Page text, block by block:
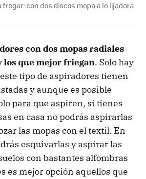
fregar: con dos discos mopa a lo lijadora
con dos mopas radiales
los que mejor friegan. Solo hay
tipo de aspiradores tienen
y aunque es posible
para que aspiren, si tienes
en casa no podrás aspirarlas
las mopas con el textil. En
esquivarlas y aspirar las
con bastantes alfombras
es mejor opción aquellos que